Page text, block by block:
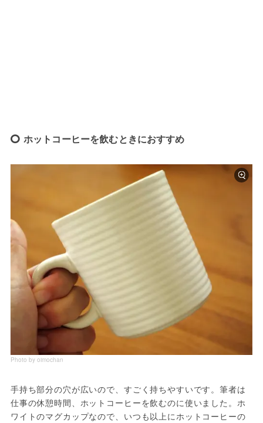
ホットコーヒーを飲むときにおすすめ
Photo by oimochan
手持ち部分の穴が広いので、すごく持ちやすいです。筆者は
仕事の休憩時間、ホットコーヒーを飲むのに使いました。ホ
ワイトのマグカップなので、いつも以上にホットコーヒーの